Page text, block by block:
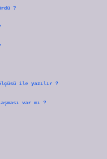
?
ile yazılır ?
var mı ?